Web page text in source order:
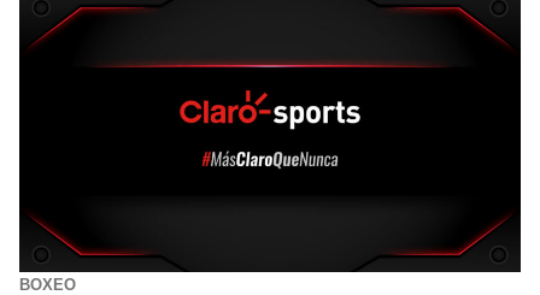
BOXEO